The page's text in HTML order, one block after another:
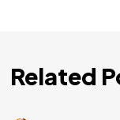
Related